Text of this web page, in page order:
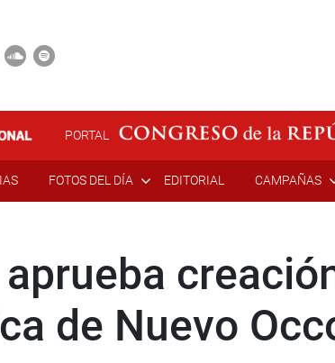
PORTAL
FOTOS DEL DÍA EDITORIAL CAMPAÑAS
de Nuevo